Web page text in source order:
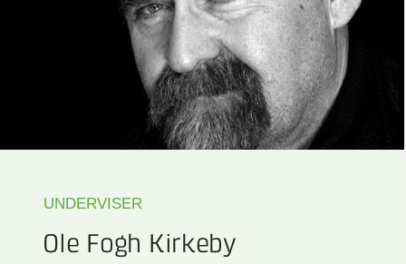
UNDERVISER
Ole Fogh Kirkeby